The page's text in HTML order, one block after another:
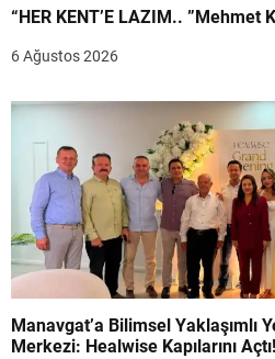
“HER KENT’E
6 Ağustos 2026
Manavgat’a Bilimsel Yaklaşımlı
Merkezi: Healwise Kapılarını Açtı!